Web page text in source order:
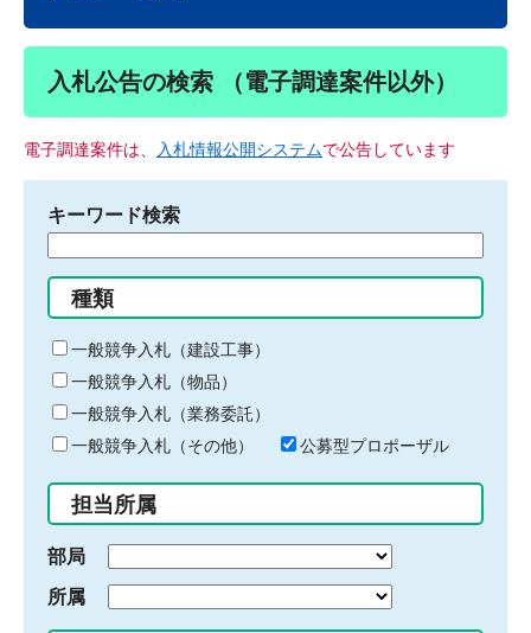
入札公告の検索 （電子調達案件以外）
電子調達案件は、 入札情報公開システムで公告しています
キーワード検索
る
キ
ー
ワ
ー
ド
入
力
種類
一般競争入札（建設工事）
一般競争入札（物品）
一般競争入札（業務委託）
一般競争入札（その他）
公募型プロポーザル
担当所属
部局
所属